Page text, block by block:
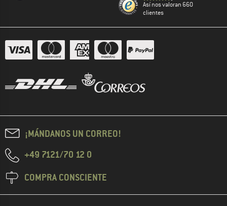
Así nos valoran 660
clientes
¡MÁNDANOS UN CORREO!
+49 7121/70 12 0
COMPRA CONSCIENTE